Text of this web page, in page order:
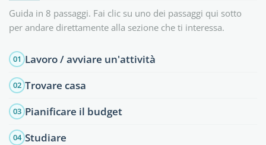
Guida in 8 passaggi. Fai clic su uno dei passaggi qui sotto
per andare direttamente alla sezione che ti interessa.
01 Lavoro / avviare un'attività
02 Trovare casa
03 Pianificare il budget
04 Studiare